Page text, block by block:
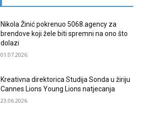
Nikola Žinić pokrenuo 5068.agency za
brendove koji žele biti spremni na ono što
dolazi
01.07.2026.
Kreativna direktorica Studija Sonda u žiriju
Cannes Lions Young Lions natjecanja
23.06.2026.